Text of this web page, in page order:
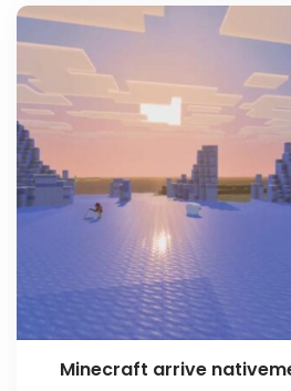
Minecraft arrive